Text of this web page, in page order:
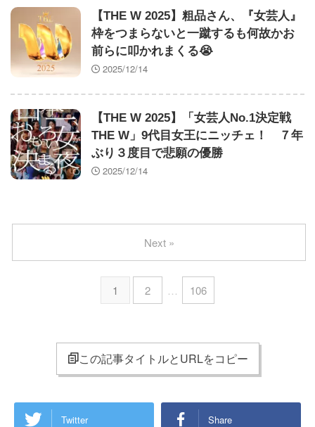
【THE W 2025】粗品さん、『女芸人』
枠をつまらないと一蹴するも何故かお
前らに叩かれまくる😭
2025/12/14
【THE W 2025】「女芸人No.1決定戦
THE W」9代目女王にニッチェ！ ７年
ぶり３度目で悲願の優勝
2025/12/14
1 2 … 106
Next »
この記事タイトルとURLをコピー
Twitter Share